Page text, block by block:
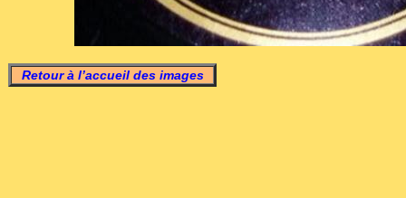
Retour à l’accueil des images